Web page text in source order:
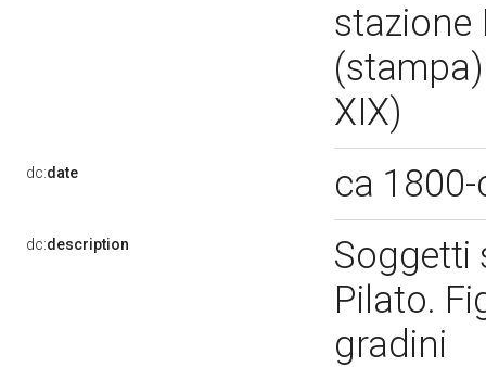
stazione
XIX)
dc:date ca
dc:description
Soggetti
Pilato.
gradini